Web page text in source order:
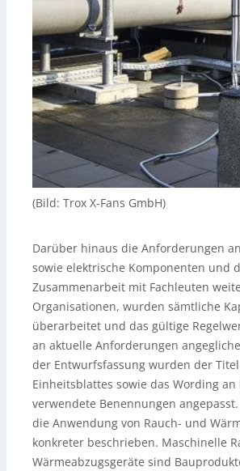
(Bild: Trox X-Fans GmbH)
Darüber hinaus die Anforderungen
sowie elektrische Komponenten und
Zusammenarbeit mit Fachleuten
Organisationen, wurden sämtliche
überarbeitet und das gültige
an aktuelle Anforderungen
der Entwurfsfassung wurden der
Einheitsblattes sowie das Wording
verwendete Benennungen
die Anwendung von Rauch- und
konkreter beschrieben. Maschinelle
Wärmeabzugsgeräte sind